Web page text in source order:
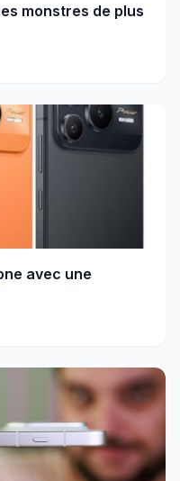
monstres de plus
avec une